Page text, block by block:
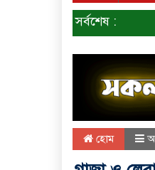
সর্বশেষ :
হোম